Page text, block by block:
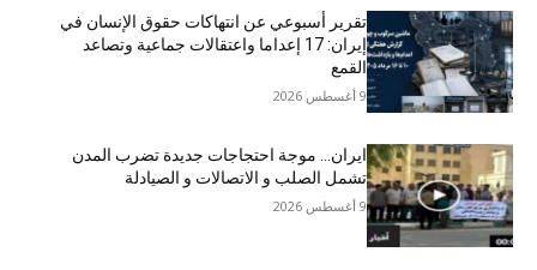
تقرير أسبوعي عن انتهاكات حقوق الإنسان في
إيران: 17 إعداما واعتقالات جماعية وتصاعد
القمع
9 أغسطس 2026
ایران… موجة احتجاجات جديدة تضرب المدن
تشمل الصلب و الاتصالات و الصیادلة
9 أغسطس 2026